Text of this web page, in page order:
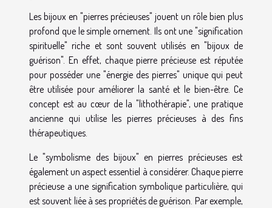
Les bijoux en "pierres précieuses" jouent un rôle bien plus
profond que le simple ornement. Ils ont une "signification
spirituelle" riche et sont souvent utilisés en "bijoux de
guérison". En effet, chaque pierre précieuse est réputée
pour posséder une "énergie des pierres" unique qui peut
être utilisée pour améliorer la santé et le bien-être. Ce
concept est au cœur de la "lithothérapie", une pratique
ancienne qui utilise les pierres précieuses à des fins
thérapeutiques.
Le "symbolisme des bijoux" en pierres précieuses est
également un aspect essentiel à considérer. Chaque pierre
précieuse a une signification symbolique particulière, qui
est souvent liée à ses propriétés de guérison. Par exemple,